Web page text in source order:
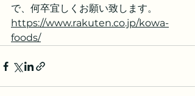
で、何卒宜しくお願い致します。
https://www.rakuten.co.jp/kowa-
foods/